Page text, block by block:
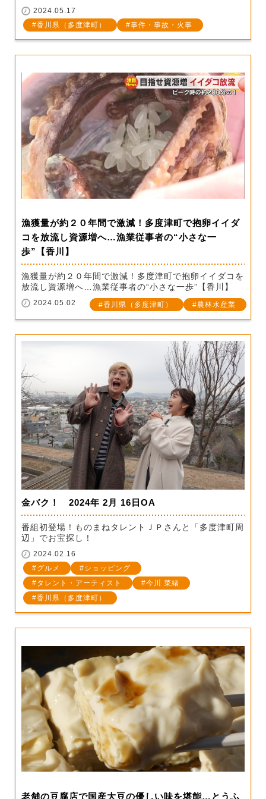
2024.05.17
香川県（多度津町）
事件・事故・火事
漁獲量が約２０年間で激減！多度津町で抱卵イイダ
コを放流し資源増へ…漁業従事者の“小さな一
歩”【香川】
漁獲量が約２０年間で激減！多度津町で抱卵イイダコを
放流し資源増へ…漁業従事者の“小さな一歩”【香川】
2024.05.02 香川県（多度津町） 農林水産業
金バク！ 2024年 2月 16日OA
番組初登場！ものまねタレントＪＰさんと「多度津町周
辺」でお宝探し！
2024.02.16
グルメ
ショッピング
タレント・アーティスト
今川 菜緒
香川県（多度津町）
老舗の豆腐店で国産大豆の優しい味を堪能…とうふ